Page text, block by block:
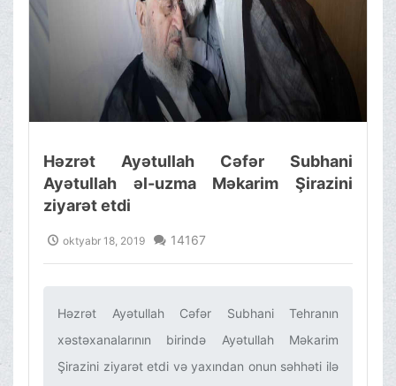
Həzrət Ayətullah Cəfər Subhani
Ayətullah əl-uzma Məkarim Şirazini
ziyarət etdi
oktyabr 18, 2019 14167
Həzrət Ayətullah Cəfər Subhani Tehranın
xəstəxanalarının birində Ayətullah Məkarim
Şirazini ziyarət etdi və yaxından onun səhhəti ilə